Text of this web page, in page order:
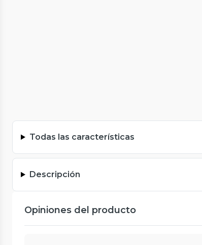
Todas las características
Descripción
Opiniones del producto